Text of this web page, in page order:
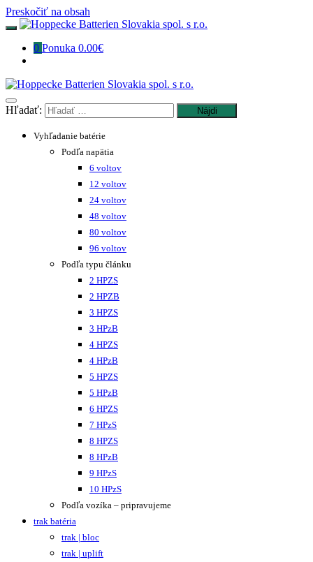
Preskočiť na obsah
0 Ponuka 0.00€
Hľadať:
Vyhľadanie batérie
Podľa napätia
6 voltov
12 voltov
24 voltov
48 voltov
80 voltov
96 voltov
Podľa typu článku
2 HPZS
2 HPZB
3 HPZS
3 HPzB
4 HPZS
4 HPzB
5 HPZS
5 HPzB
6 HPZS
7 HPzS
8 HPZS
8 HPzB
9 HPzS
10 HPzS
Podľa vozíka – pripravujeme
trak batéria
trak | bloc
trak | uplift